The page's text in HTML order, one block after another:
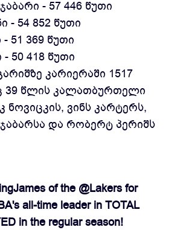
- 57 446 წუთი
54 852 წუთი
51 369 წუთი
50 418 წუთი
კარიერაში 1517
39 წლის კალათბურთელი
ვინს კარტერს,
და რობერტ პერიშს
of the @Lakers for
all-time leader in TOTAL
in the regular season!